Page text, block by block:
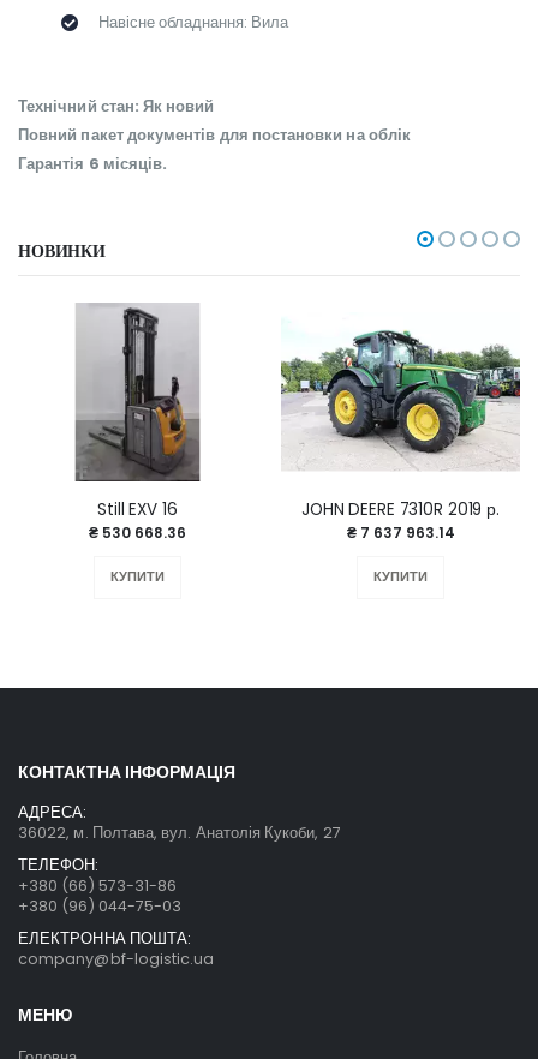
Навісне обладнання: Вила
Технічний стан: Як новий
Повний пакет документів для постановки на облік
Гарантія 6 місяців.
НОВИНКИ
Still EXV 16
₴ 530 668.36
КУПИТИ
JOHN DEERE 7310R 2019 р.
₴ 7 637 963.14
КУПИТИ
КОНТАКТНА ІНФОРМАЦІЯ
АДРЕСА:
36022, м. Полтава, вул. Анатолія Кукоби, 27
ТЕЛЕФОН:
+380 (66) 573-31-86
+380 (96) 044-75-03
ЕЛЕКТРОННА ПОШТА:
company@bf-logistic.ua
МЕНЮ